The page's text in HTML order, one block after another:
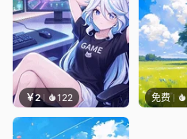
￥2 122 免费